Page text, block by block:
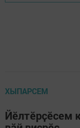
ХЫПАРСЕМ
Йӗлтӗрҫӗсем